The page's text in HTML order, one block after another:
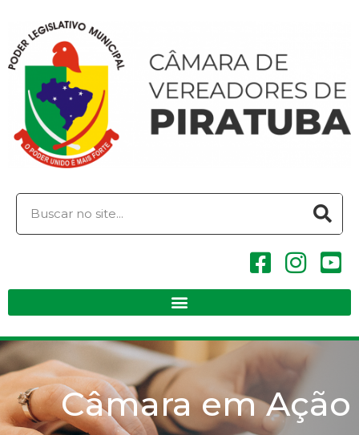
Câmara em Ação